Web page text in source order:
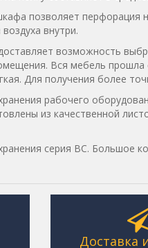
позволяет перфорация
внутри.
возможность
Вся мебель прошла
Для получения более
рабочего
из качественной
серия ВС. Большое
Доставка